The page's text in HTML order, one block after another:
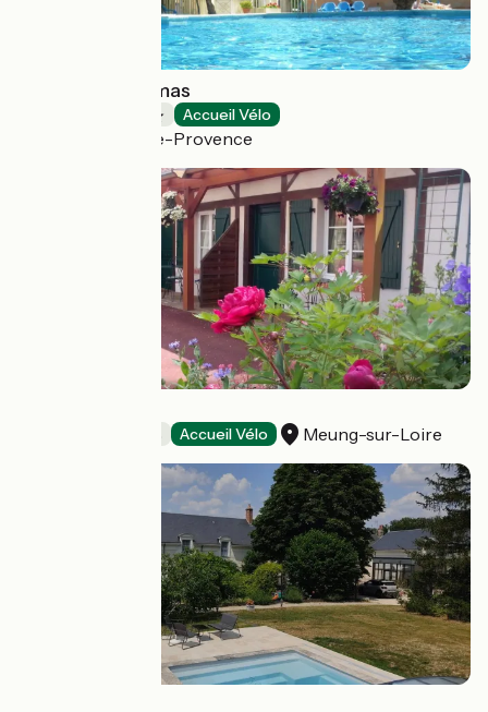
Camping Pégomas
Accueil Vélo
Saint-Rémy-de-Provence
Accueil Vélo Meung-sur-Loire